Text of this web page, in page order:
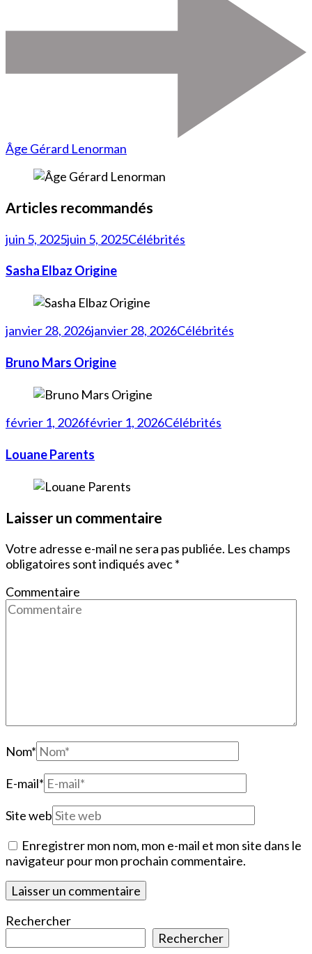
Âge Gérard Lenorman
Articles recommandés
juin 5, 2025juin 5, 2025Célébrités
Sasha Elbaz Origine
janvier 28, 2026janvier 28, 2026Célébrités
Bruno Mars Origine
février 1, 2026février 1, 2026Célébrités
Louane Parents
Laisser un commentaire
Votre adresse e-mail ne sera pas publiée. Les champs
obligatoires sont indiqués avec*
Commentaire
Nom*
E-mail*
Site web
Enregistrer mon nom, mon e-mail et mon site dans le
navigateur pour mon prochain commentaire.
Rechercher
Rechercher